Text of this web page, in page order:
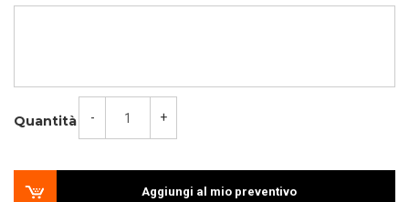
Quantità - +
Aggiungi al mio preventivo